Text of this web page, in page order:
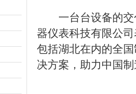
一台台设备的交
器仪表科技有限公
包括湖北在内的全
决方案，助力中国